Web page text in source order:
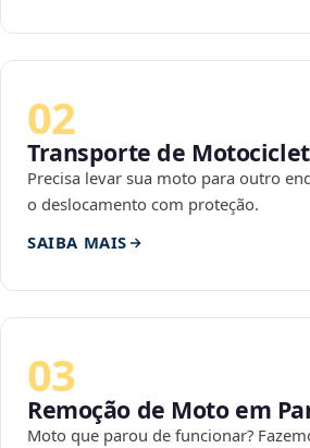
02
Transporte de
Precisa levar sua moto para outro
o deslocamento com proteção.
SAIBA MAIS
03
Remoção de Moto em
Moto que parou de funcionar?